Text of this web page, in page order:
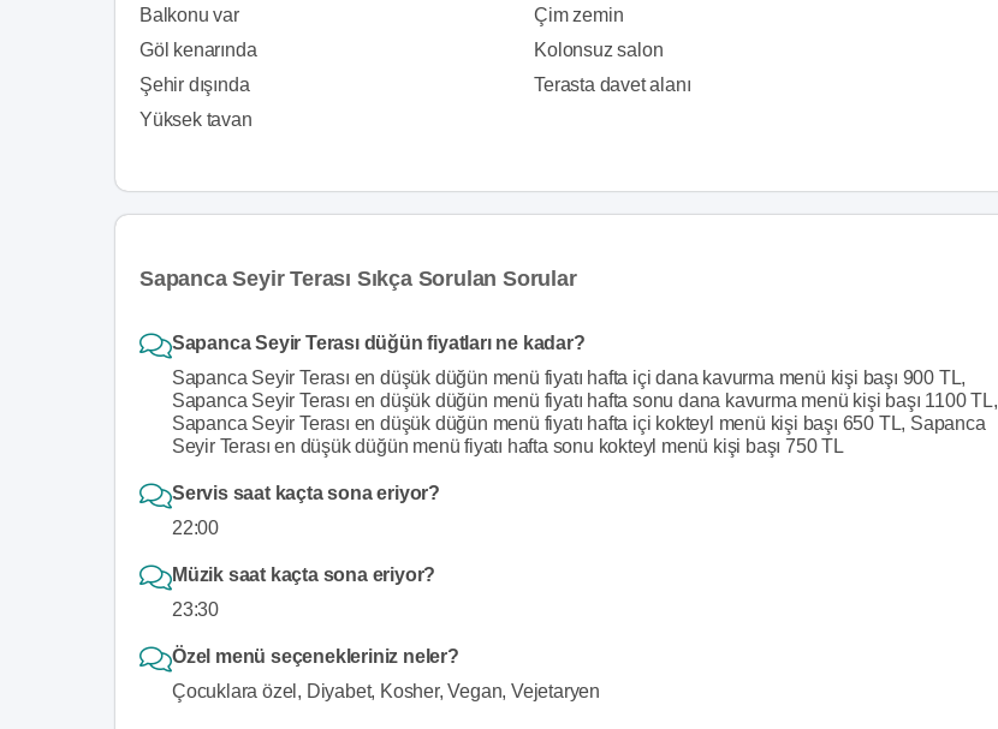
Balkonu var
Çim zemin
Göl kenarında
Kolonsuz salon
Şehir dışında
Terasta davet alanı
Yüksek tavan
Sapanca Seyir Terası Sıkça Sorulan Sorular
Sapanca Seyir Terası düğün fiyatları ne kadar?
Sapanca Seyir Terası en düşük düğün menü fiyatı hafta içi dana kavurma menü kişi başı 900 TL,
Sapanca Seyir Terası en düşük düğün menü fiyatı hafta sonu dana kavurma menü kişi başı 1100 TL,
Sapanca Seyir Terası en düşük düğün menü fiyatı hafta içi kokteyl menü kişi başı 650 TL, Sapanca
Seyir Terası en düşük düğün menü fiyatı hafta sonu kokteyl menü kişi başı 750 TL
Servis saat kaçta sona eriyor?
22:00
Müzik saat kaçta sona eriyor?
23:30
Özel menü seçenekleriniz neler?
Çocuklara özel, Diyabet, Kosher, Vegan, Vejetaryen